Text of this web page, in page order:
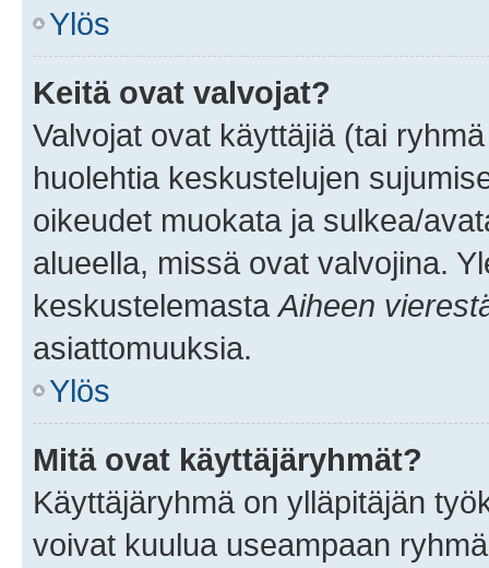
Ylös
Keitä ovat valvojat?
Valvojat ovat käyttäjiä (tai
huolehtia keskustelujen
oikeudet muokata ja sulkea/
alueella, missä ovat valvojina.
keskustelemasta Aiheen
asiattomuuksia.
Ylös
Mitä ovat käyttäjäryhmät?
Käyttäjäryhmä on ylläpitäjän
voivat kuulua useampaan